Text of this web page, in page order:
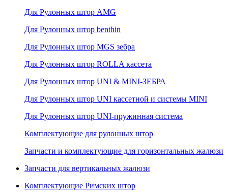
Для Рулонных штор AMG
Для Рулонных штор benthin
Для Рулонных штор MGS зебра
Для Рулонных штор ROLLA кассета
Для Рулонных штор UNI & MINI-ЗЕБРА
Для Рулонных штор UNI кассетной и системы MINI
Для Рулонных штор UNI-пружинная система
Комплектующие для рулонных штор
Запчасти и комплектующие для горизонтальных жалюзи
Запчасти для вертикальных жалюзи
Комплектующие Римских штор